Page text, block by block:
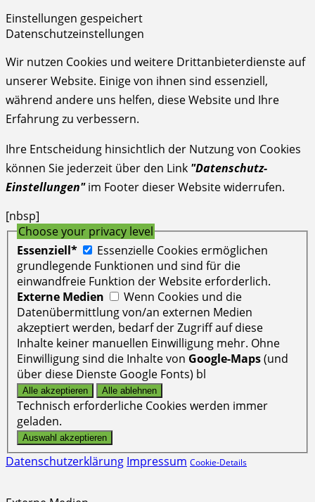
Einstellungen gespeichert
Datenschutzeinstellungen
Wir nutzen Cookies und weitere Drittanbieterdienste auf
unserer Website. Einige von ihnen sind essenziell,
während andere uns helfen, diese Website und Ihre
Erfahrung zu verbessern.
Ihre Entscheidung hinsichtlich der Nutzung von Cookies
können Sie jederzeit über den Link "Datenschutz-
Einstellungen"im Footer dieser Website widerrufen.
[nbsp]
Choose your privacy level
Essenziell*
Essenzielle Cookies ermöglichen
grundlegende Funktionen und sind für die
einwandfreie Funktion der Website erforderlich.
Externe Medien
Wenn Cookies und die
Datenübermittlung von/an externen Medien
akzeptiert werden, bedarf der Zugriff auf diese
Inhalte keiner manuellen Einwilligung mehr. Ohne
Einwilligung sind die Inhalte von Google-Maps(und
über diese Dienste Google Fonts) bl
Technisch erforderliche Cookies werden immer
geladen.
Datenschutzerklärung Impressum Cookie-Details